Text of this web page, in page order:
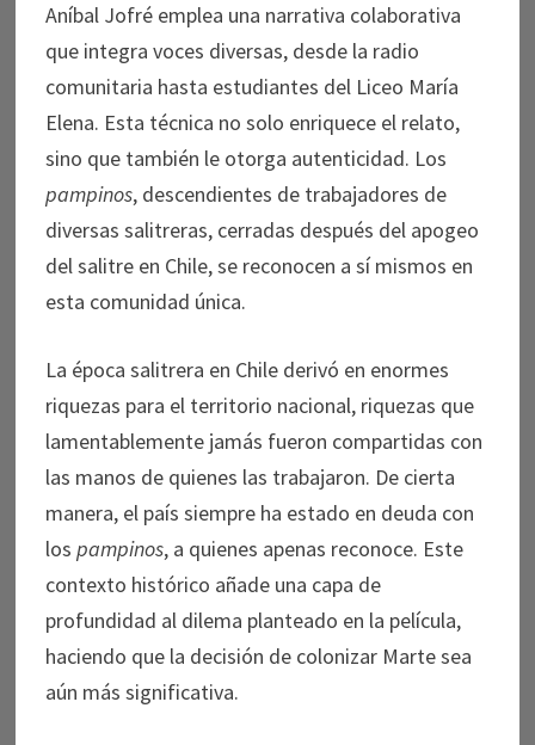
Aníbal Jofré emplea una narrativa colaborativa
que integra voces diversas, desde la radio
comunitaria hasta estudiantes del Liceo María
Elena. Esta técnica no solo enriquece el relato,
sino que también le otorga autenticidad. Los
pampinos, descendientes de trabajadores de
diversas salitreras, cerradas después del apogeo
del salitre en Chile, se reconocen a sí mismos en
esta comunidad única.
La época salitrera en Chile derivó en enormes
riquezas para el territorio nacional, riquezas que
lamentablemente jamás fueron compartidas con
las manos de quienes las trabajaron. De cierta
manera, el país siempre ha estado en deuda con
los pampinos, a quienes apenas reconoce. Este
contexto histórico añade una capa de
profundidad al dilema planteado en la película,
haciendo que la decisión de colonizar Marte sea
aún más significativa.